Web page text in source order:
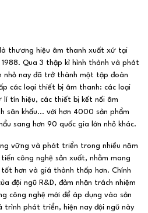
là thương hiệu âm thanh xuất xứ tại
Qua 3 thập kỉ hình thành và phát
nhỏ nay đã trở thành một tập đoàn
các loại thiết bị âm thanh: các loại
lí tín hiệu, các thiết bị kết nối âm
sân khấu... với hơn 4000 sản phẩm
sang hơn 90 quốc gia lớn nhỏ khác.
vững và phát triển trong nhiều năm
công nghệ sản xuất, nhằm mang
hơn và giá thành thấp hơn. Chính
đội ngũ R&D, đảm nhận trách nhiệm
công nghệ mới để áp dụng vào sản
trình phát triển, hiện nay đội ngũ này